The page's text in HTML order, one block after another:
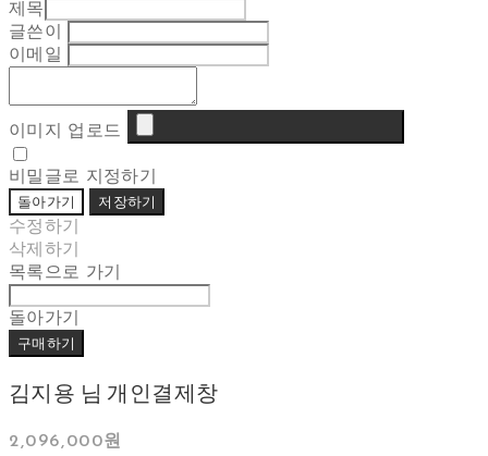
제목
글쓴이
이메일
이미지 업로드
비밀글로 지정하기
돌아가기 저장하기
수정하기
삭제하기
목록으로 가기
돌아가기
구매하기
김지용 님 개인결제창
2,096,000원